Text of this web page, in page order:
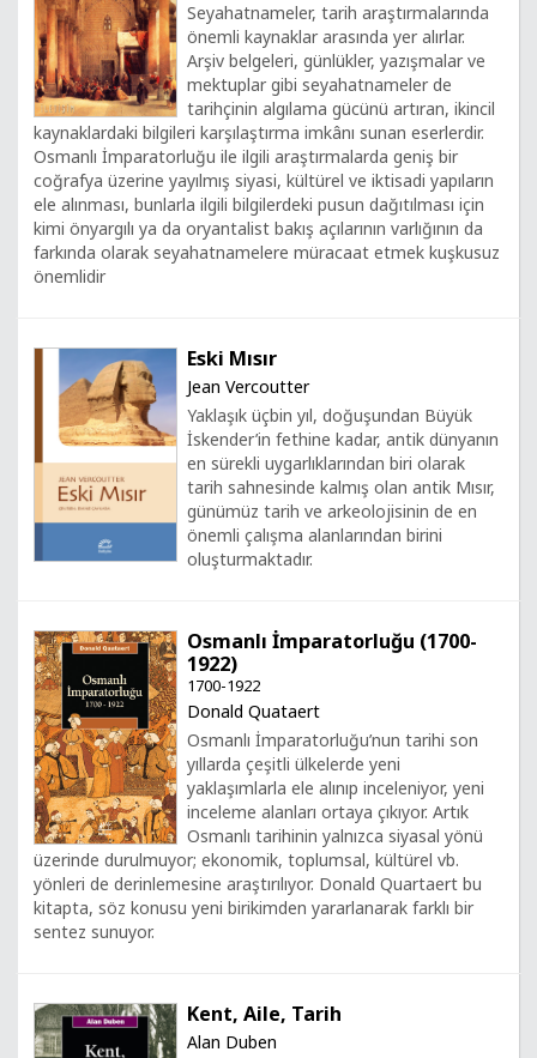
Seyahatnameler, tarih araştırmalarında
önemli kaynaklar arasında yer alırlar.
Arşiv belgeleri, günlükler, yazışmalar ve
mektuplar gibi seyahatnameler de
tarihçinin algılama gücünü artıran, ikincil
kaynaklardaki bilgileri karşılaştırma imkânı sunan eserlerdir.
Osmanlı İmparatorluğu ile ilgili araştırmalarda geniş bir
coğrafya üzerine yayılmış siyasi, kültürel ve iktisadi yapıların
ele alınması, bunlarla ilgili bilgilerdeki pusun dağıtılması için
kimi önyargılı ya da oryantalist bakış açılarının varlığının da
farkında olarak seyahatnamelere müracaat etmek kuşkusuz
önemlidir
Eski Mısır
Jean Vercoutter
Yaklaşık üçbin yıl, doğuşundan Büyük
İskender’in fethine kadar, antik dünyanın
en sürekli uygarlıklarından biri olarak
tarih sahnesinde kalmış olan antik Mısır,
günümüz tarih ve arkeolojisinin de en
önemli çalışma alanlarından birini
oluşturmaktadır.
Osmanlı İmparatorluğu (1700-
1922)
1700-1922
Donald Quataert
Osmanlı İmparatorluğu’nun tarihi son
yıllarda çeşitli ülkelerde yeni
yaklaşımlarla ele alınıp inceleniyor, yeni
inceleme alanları ortaya çıkıyor. Artık
Osmanlı tarihinin yalnızca siyasal yönü
üzerinde durulmuyor; ekonomik, toplumsal, kültürel vb.
yönleri de derinlemesine araştırılıyor. Donald Quartaert bu
kitapta, söz konusu yeni birikimden yararlanarak farklı bir
sentez sunuyor.
Kent, Aile, Tarih
Alan Duben